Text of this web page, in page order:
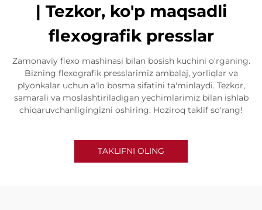
| Tezkor, ko'p maqsadli
flexografik presslar
Zamonaviy flexo mashinasi bilan bosish kuchini o'rganing.
Bizning flexografik presslarimiz ambalaj, yorliqlar va
plyonkalar uchun a'lo bosma sifatini ta'minlaydi. Tezkor,
samarali va moslashtiriladigan yechimlarimiz bilan ishlab
chiqaruvchanligingizni oshiring. Hoziroq taklif so'rang!
TAKLIFNI OLING